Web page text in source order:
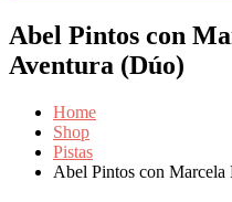
Abel Pintos con
Aventura (Dúo)
Home
Shop
Pistas
Abel Pintos con